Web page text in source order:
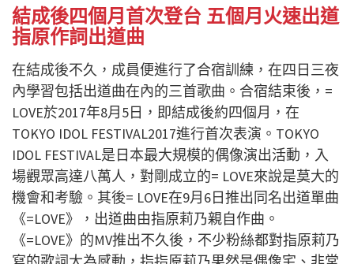
結成後四個月首次登台 五個月火速出道
指原作詞出道曲
在結成後不久，成員便進行了合宿訓練，在四日三夜
內學習包括出道曲在內的三首歌曲。合宿結束後，=
LOVE於2017年8月5日，即結成後約四個月，在
TOKYO IDOL FESTIVAL2017進行首次表演。TOKYO
IDOL FESTIVAL是日本最大規模的偶像演出活動，入
場觀眾高達八萬人，對剛成立的= LOVE來說是莫大的
機會和考驗。其後= LOVE在9月6日推出同名出道單曲
《=LOVE》，出道曲由指原莉乃親自作曲。
《=LOVE》的MV推出不久後，不少粉絲都對指原莉乃